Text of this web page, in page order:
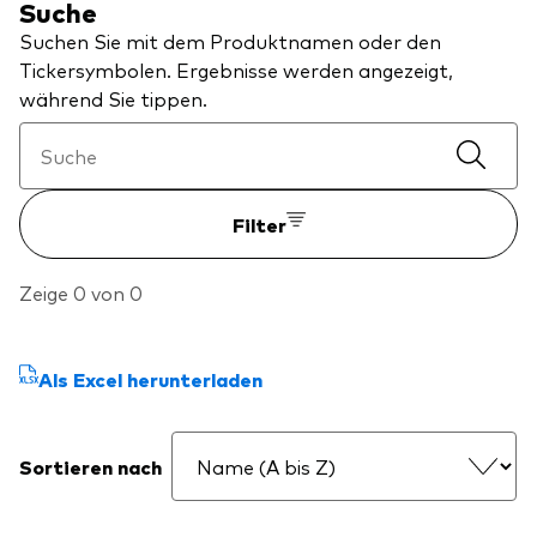
Aktien
Aktive Fonds
Anleihen
ESG / SRI
ETFs
LifeStrategy
Multi-asset
Investieren mit uns
Marktausblick 2026
Säulen
Erfolgreiche Unternehmensführung
Marktkommentare
Über Vanguard
Suche
Suchen Sie mit dem Produktnamen oder den
Tickersymbolen. Ergebnisse werden angezeigt,
während Sie tippen.
Filter
Zeige 0 von 0
Als Excel herunterladen
Sortieren nach